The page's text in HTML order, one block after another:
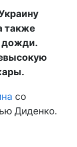
также
дожди.
со
Диденко.